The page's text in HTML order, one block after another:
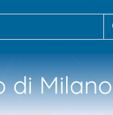
di Milano